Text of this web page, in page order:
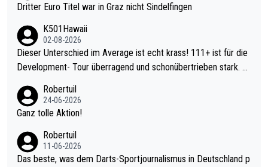
Dritter Euro Titel war in Graz nicht Sindelfingen
K501Hawaii
02-08-2026
Dieser Unterschied im Average ist echt krass! 111+ ist für die
Development- Tour überragend und schonübertrieben stark. U
mal 40+ erst recht. Da gewinnst keinen Blumentopf - ist ja noc
h krasser wie ein Pokalspiel eines Kreisligisten vs einem Bund
Robertuil
24-06-2026
Ganz tolle Aktion!
Robertuil
11-06-2026
Das beste, was dem Darts-Sportjournalismus in Deutschland p